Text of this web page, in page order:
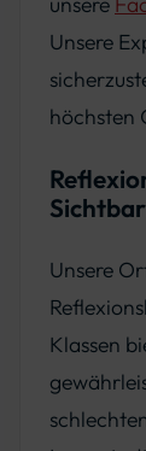
Unsere
höchsten
Unsere
Klassen